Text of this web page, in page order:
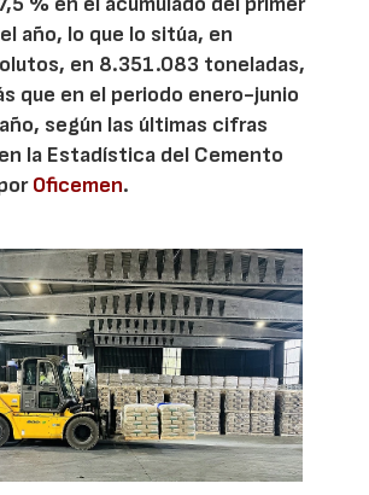
año, lo que lo sitúa, en
en 8.351.083 toneladas,
que en el periodo enero-junio
según las últimas cifras
la Estadística del Cemento
Oficemen.